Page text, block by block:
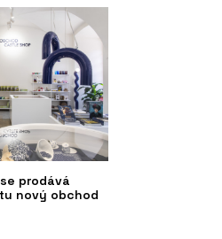
prodává
nový obchod